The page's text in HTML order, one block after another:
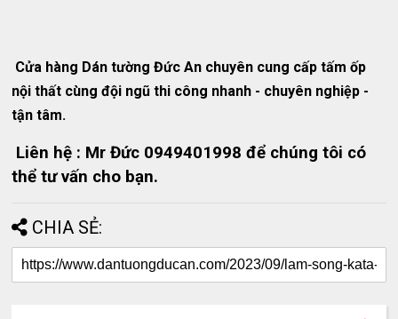
Cửa hàng Dán tường Đức An chuyên cung cấp tấm ốp
nội thất cùng đội ngũ thi công nhanh - chuyên nghiệp -
tận tâm.
Liên hệ : Mr Đức 0949401998 để chúng tôi có
thể tư vấn cho bạn.
CHIA SẺ: